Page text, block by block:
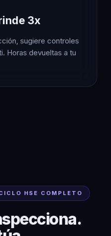
3x
sugiere controles
Horas devueltas a tu
HSE COMPLETO